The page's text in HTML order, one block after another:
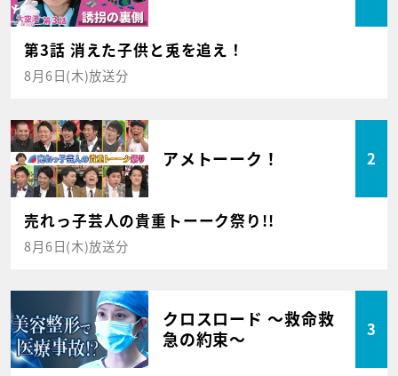
第3話 消えた子供と兎を追え！
8月6日(木)放送分
アメトーーク！ 2
売れっ子芸人の貴重トーーク祭り!!
8月6日(木)放送分
クロスロード ～救命救
急の約束～
3